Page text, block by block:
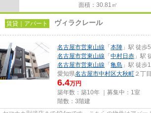
面積：30.81㎡
賃貸｜アパート ヴィラクレール
名古屋市営東山線 「 本陣 」駅 徒歩
名古屋市営東山線 「 中村日赤 」駅
名古屋市営東山線 「 亀島 」駅 徒歩
愛知県名古屋市中村区大秋町 ２丁
6.4万円
築年数：築10年 ｜募集中： 1室
階数：3階建